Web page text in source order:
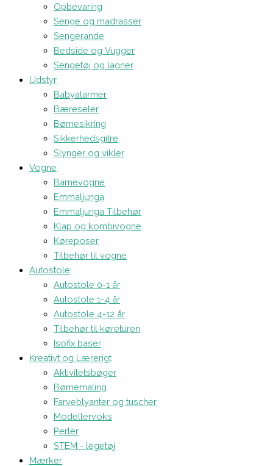
Opbevaring
Senge og madrasser
Sengerande
Bedside og Vugger
Sengetøj og lagner
Udstyr
Babyalarmer
Bæreseler
Børnesikring
Sikkerhedsgitre
Slynger og vikler
Vogne
Barnevogne
Emmaljunga
Emmaljunga Tilbehør
Klap og kombivogne
Køreposer
Tilbehør til vogne
Autostole
Autostole 0-1 år
Autostole 1-4 år
Autostole 4-12 år
Tilbehør til køreturen
Isofix baser
Kreativt og Lærerigt
Aktivitetsbøger
Børnemaling
Farveblyanter og tuscher
Modellervoks
Perler
STEM - legetøj
Mærker